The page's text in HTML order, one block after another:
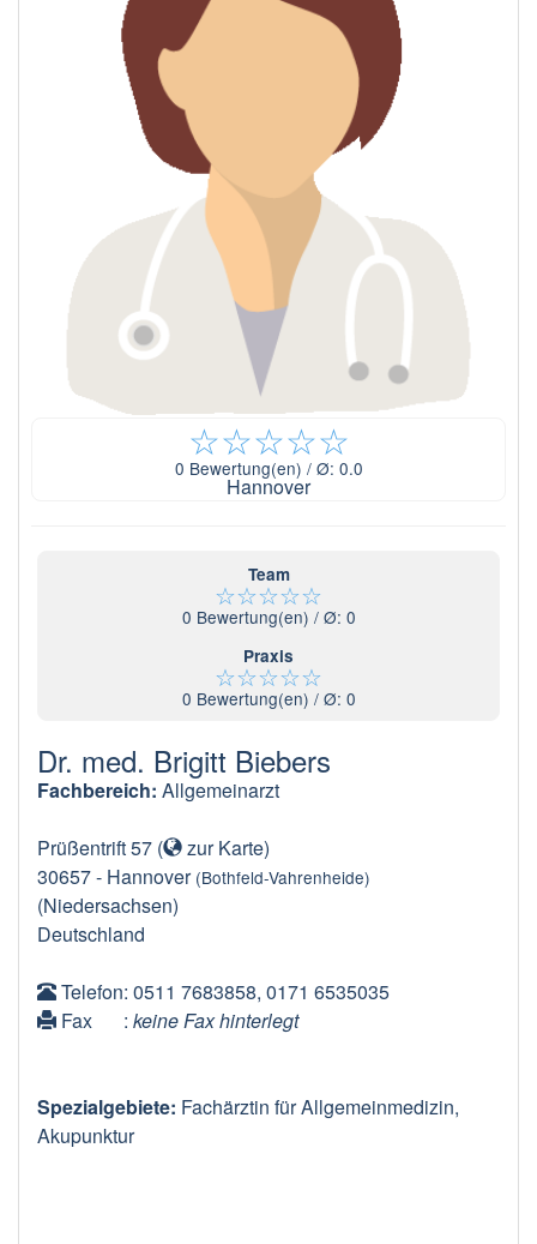
☆☆☆☆☆
0 Bewertung(en) / Ø: 0.0
Hannover
Team
☆☆☆☆☆
0 Bewertung(en) / Ø: 0
Praxis
☆☆☆☆☆
0 Bewertung(en) / Ø: 0
Dr. med. Brigitt Biebers
Fachbereich: Allgemeinarzt
Prüßentrift 57 ( zur Karte)
30657- Hannover (Bothfeld-Vahrenheide)
(Niedersachsen)
Deutschland
Telefon: 0511 7683858, 0171 6535035
Fax
: keine Fax hinterlegt
Spezialgebiete: Fachärztin für Allgemeinmedizin,
Akupunktur